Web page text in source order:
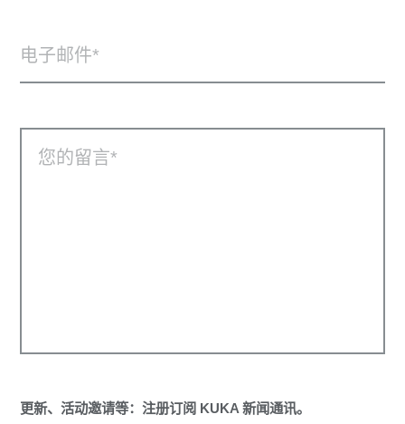
电子邮件
您的留言
更新、活动邀请等：注册订阅 KUKA 新闻通讯。